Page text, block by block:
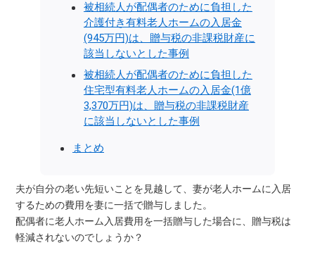
被相続人が配偶者のために負担した
介護付き有料老人ホームの入居金
(945万円)は、贈与税の非課税財産に
該当しないとした事例
被相続人が配偶者のために負担した
住宅型有料老人ホームの入居金(1億
3,370万円)は、贈与税の非課税財産
に該当しないとした事例
まとめ
夫が自分の老い先短いことを見越して、妻が老人ホームに入居
するための費用を妻に一括で贈与しました。
配偶者に老人ホーム入居費用を一括贈与した場合に、贈与税は
軽減されないのでしょうか？